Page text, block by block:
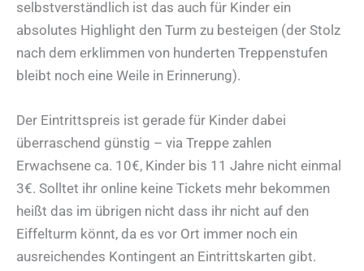
selbstverständlich ist das auch für Kinder ein
absolutes Highlight den Turm zu besteigen (der Stolz
nach dem erklimmen von hunderten Treppenstufen
bleibt noch eine Weile in Erinnerung).
Der Eintrittspreis ist gerade für Kinder dabei
überraschend günstig – via Treppe zahlen
Erwachsene ca. 10€, Kinder bis 11 Jahre nicht einmal
3€. Solltet ihr online keine Tickets mehr bekommen
heißt das im übrigen nicht dass ihr nicht auf den
Eiffelturm könnt, da es vor Ort immer noch ein
ausreichendes Kontingent an Eintrittskarten gibt.